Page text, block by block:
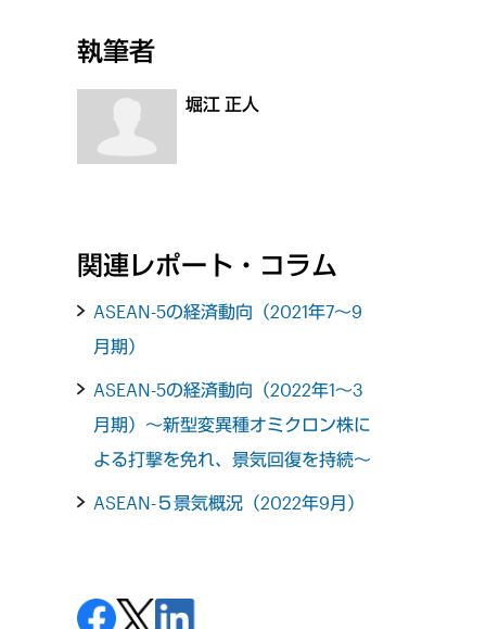
執筆者
堀江 正人
関連レポート・コラム
ASEAN-5の経済動向（2021年7～9
月期）
ASEAN-5の経済動向（2022年1～3
月期）～新型変異種オミクロン株に
よる打撃を免れ、景気回復を持続～
ASEAN-５景気概況（2022年9月）